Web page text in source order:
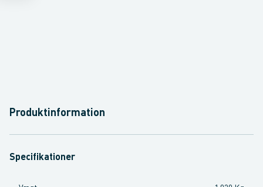
Produktinformation
Specifikationer